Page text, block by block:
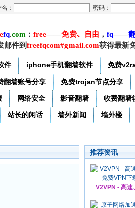
： 密码：
fq.com ： free——免费、自由 ， fq——
邮件到freefqcom#gmail.com获得最新
件 iphone手机翻墙软件 免费
翻墙账号分享 免费trojan节点分享
网络安全 影音翻墙 收费翻墙
站长的闲话 墙外新闻 墙外楼
推荐资讯
V2VPN - 高速